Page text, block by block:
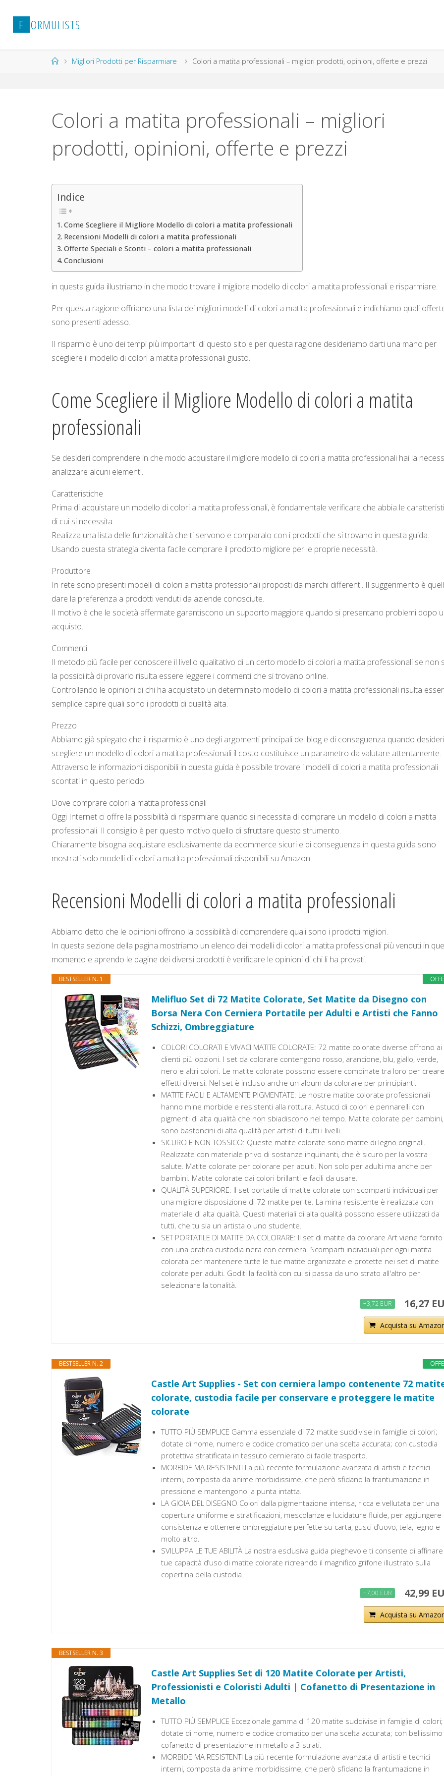
contenuto
F ORMULISTS
HomeMigliori Prodotti per Risparmiare Colori a matita professionali – migliori prodotti, opinioni, offerte e prezzi
Colori a matita professionali – migliori
prodotti, opinioni, offerte e prezzi
Indice
Come Scegliere il Migliore Modello di colori a matita professionali
Recensioni Modelli di colori a matita professionali
Offerte Speciali e Sconti – colori a matita professionali
Conclusioni
in questa guida illustriamo in che modo trovare il migliore modello di colori a matita professionali e risparmiare.
Per questa ragione offriamo una lista dei migliori modelli di colori a matita professionali e indichiamo quali
sono presenti adesso.
Il risparmio è uno dei tempi più importanti di questo sito e per questa ragione desideriamo darti una mano per
scegliere il modello di colori a matita professionali giusto.
Come Scegliere il Migliore Modello di colori a matita
professionali
Se desideri comprendere in che modo acquistare il migliore modello di colori a matita professionali hai la
analizzare alcuni elementi.
Caratteristiche
Prima di acquistare un modello di colori a matita professionali, è fondamentale verificare che abbia le
di cui si necessita.
Realizza una lista delle funzionalità che ti servono e comparalo con i prodotti che si trovano in questa guida.
Usando questa strategia diventa facile comprare il prodotto migliore per le proprie necessità.
Produttore
In rete sono presenti modelli di colori a matita professionali proposti da marchi differenti. Il suggerimento è
dare la preferenza a prodotti venduti da aziende conosciute.
Il motivo è che le società affermate garantiscono un supporto maggiore quando si presentano problemi dopo
acquisto.
Commenti
Il metodo più facile per conoscere il livello qualitativo di un certo modello di colori a matita professionali se non
la possibilità di provarlo risulta essere leggere i commenti che si trovano online.
Controllando le opinioni di chi ha acquistato un determinato modello di colori a matita professionali risulta
semplice capire quali sono i prodotti di qualità alta.
Prezzo
Abbiamo già spiegato che il risparmio è uno degli argomenti principali del blog e di conseguenza quando desideri
scegliere un modello di colori a matita professionali il costo costituisce un parametro da valutare attentamente.
Attraverso le informazioni disponibili in questa guida è possibile trovare i modelli di colori a matita professionali
scontati in questo periodo.
Dove comprare colori a matita professionali
Oggi Internet ci offre la possibilità di risparmiare quando si necessita di comprare un modello di colori a matita
professionali. Il consiglio è per questo motivo quello di sfruttare questo strumento.
Chiaramente bisogna acquistare esclusivamente da ecommerce sicuri e di conseguenza in questa guida sono
mostrati solo modelli di colori a matita professionali disponibili su Amazon.
Recensioni Modelli di colori a matita professionali
Abbiamo detto che le opinioni offrono la possibilità di comprendere quali sono i prodotti migliori.
In questa sezione della pagina mostriamo un elenco dei modelli di colori a matita professionali più venduti in
momento e aprendo le pagine dei diversi prodotti è verificare le opinioni di chi li ha provati.
BESTSELLER N. 1
Melifluo Set di 72 Matite Colorate, Set Matite da Disegno con
Borsa Nera Con Cerniera Portatile per Adulti e Artisti che Fanno
Schizzi, Ombreggiature
COLORI COLORATI E VIVACI MATITE COLORATE: 72 matite colorate diverse offrono ai
clienti più opzioni. I set da colorare contengono rosso, arancione, blu, giallo, verde,
nero e altri colori. Le matite colorate possono essere combinate tra loro per creare
effetti diversi. Nel set è incluso anche un album da colorare per principianti.
MATITE FACILI E ALTAMENTE PIGMENTATE: Le nostre matite colorate professionali
hanno mine morbide e resistenti alla rottura. Astucci di colori e pennarelli con
pigmenti di alta qualità che non sbiadiscono nel tempo. Matite colorate per bambini,
sono bastoncini di alta qualità per artisti di tutti i livelli.
SICURO E NON TOSSICO: Queste matite colorate sono matite di legno originali.
Realizzate con materiale privo di sostanze inquinanti, che è sicuro per la vostra
salute. Matite colorate per colorare per adulti. Non solo per adulti ma anche per
bambini. Matite colorate dai colori brillanti e facili da usare.
QUALITÀ SUPERIORE: Il set portatile di matite colorate con scomparti individuali per
una migliore disposizione di 72 matite per te. La mina resistente è realizzata con
materiale di alta qualità. Questi materiali di alta qualità possono essere utilizzati da
tutti, che tu sia un artista o uno studente.
SET PORTATILE DI MATITE DA COLORARE: Il set di matite da colorare Art viene fornito
con una pratica custodia nera con cerniera. Scomparti individuali per ogni matita
colorata per mantenere tutte le tue matite organizzate e protette nei set di matite
colorate per adulti. Goditi la facilità con cui si passa da uno strato all'altro per
selezionare la tonalità.
−3,72 EUR 16,27
Acquista su
BESTSELLER N. 2
Castle Art Supplies - Set con cerniera lampo contenente 72
colorate, custodia facile per conservare e proteggere le matite
colorate
TUTTO PIÙ SEMPLICE Gamma essenziale di 72 matite suddivise in famiglie di colori;
dotate di nome, numero e codice cromatico per una scelta accurata; con custodia
protettiva stratificata in tessuto cernierato di facile trasporto.
MORBIDE MA RESISTENTI La più recente formulazione avanzata di artisti e tecnici
interni, composta da anime morbidissime, che però sfidano la frantumazione in
pressione e mantengono la punta intatta.
LA GIOIA DEL DISEGNO Colori dalla pigmentazione intensa, ricca e vellutata per una
copertura uniforme e stratificazioni, mescolanze e lucidature fluide, per aggiungere
consistenza e ottenere ombreggiature perfette su carta, gusci d’uovo, tela, legno e
molto altro.
SVILUPPA LE TUE ABILITÀ La nostra esclusiva guida pieghevole ti consente di
tue capacità d’uso di matite colorate ricreando il magnifico grifone illustrato sulla
copertina della custodia.
−7,00 EUR 42,99
Acquista su
BESTSELLER N. 3
Castle Art Supplies Set di 120 Matite Colorate per Artisti,
Professionisti e Coloristi Adulti | Cofanetto di Presentazione in
Metallo
TUTTO PIÙ SEMPLICE Eccezionale gamma di 120 matite suddivise in famiglie di colori;
dotate di nome, numero e codice cromatico per una scelta accurata; con bellissimo
cofanetto di presentazione in metallo a 3 strati.
MORBIDE MA RESISTENTI La più recente formulazione avanzata di artisti e tecnici
interni, composta da anime morbidissime, che però sfidano la frantumazione in